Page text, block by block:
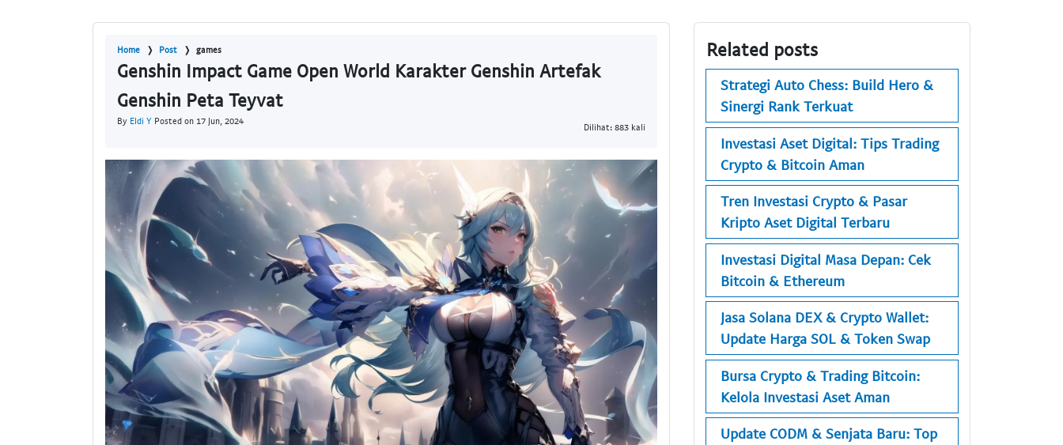
Home Post games
Genshin Impact Game Open World Karakter Genshin Artefak
Genshin Peta Teyvat
By Eldi Y Posted on 17 Jun, 2024
Dilihat: 883 kali
Related posts
Strategi Auto Chess: Build Hero &
Sinergi Rank Terkuat
Investasi Aset Digital: Tips Trading
Crypto & Bitcoin Aman
Tren Investasi Crypto & Pasar
Kripto Aset Digital Terbaru
Investasi Digital Masa Depan: Cek
Bitcoin & Ethereum
Jasa Solana DEX & Crypto Wallet:
Update Harga SOL & Token Swap
Bursa Crypto & Trading Bitcoin:
Kelola Investasi Aset Aman
Update CODM & Senjata Baru: Top